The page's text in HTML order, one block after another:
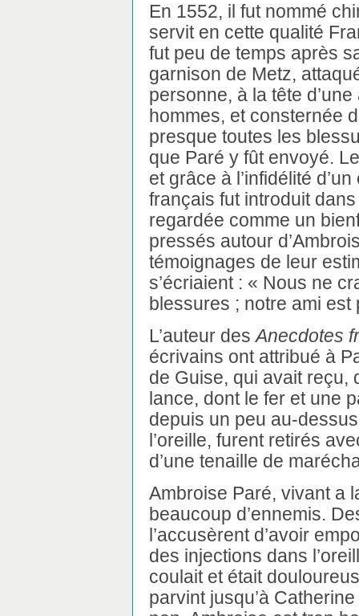
En 1552, il fut nommé
servit en cette qualité
fut peu de temps après
garnison de Metz,
personne, à la tête
hommes, et consternée
presque toutes les
que Paré y fût envoyé.
et grâce à l’infidélité
français fut introduit
regardée comme un
pressés autour
témoignages de leur
s’écriaient : « Nous ne
blessures ; notre ami est
L’auteur desAnecdotes
écrivains ont attribué à
de Guise, qui avait reçu,
lance, dont le fer et une
depuis un peu au-
l’oreille, furent retirés
d’une tenaille de
Ambroise Paré, vivant a
beaucoup d’ennemis.
l’accusèrent d’avoir
des injections dans
coulait et était
parvint jusqu’à